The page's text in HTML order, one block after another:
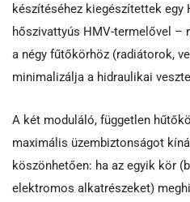
készítéséhez kiegészítettek egy
hőszivattyús HMV-termelővel –
a négy fűtőkörhöz (radiátorok,
minimalizálja a hidraulikai
A két moduláló, független
maximális üzembiztonságot
köszönhetően: ha az egyik kör
elektromos alkatrészeket)